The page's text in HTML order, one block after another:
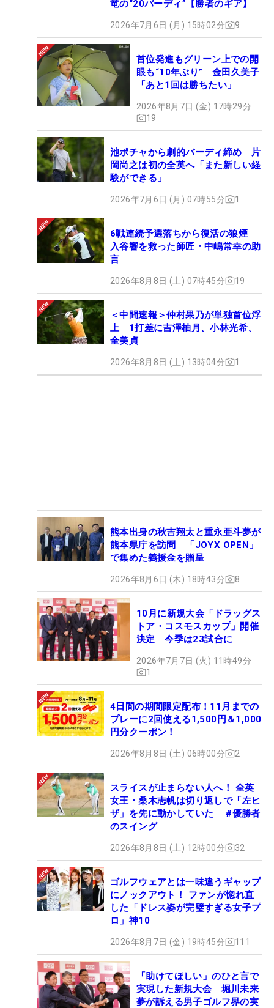
竜の“20バーディ”【勝者のギア】
2026年7月6日 (月) 15時02分 9
首位発進もグリーン上での開
眼も“10年ぶり” 金田久美子
「あと1回は勝ちたい」
2026年8月7日 (金) 17時29分
19
池ポチャから劇的バーディ締め 片
岡尚之は初の全英へ「また新しい経
験ができる」
2026年7月6日 (月) 07時55分 1
6戦連続予選落ちから復活の狼煙
入谷響を救った師匠・中嶋常幸の助
言
2026年8月8日 (土) 07時45分 19
＜中間速報＞仲村果乃が単独首位浮
上 1打差に吉澤柚月、小林光希、
全美貞
2026年8月8日 (土) 13時04分 1
熊本出身の秋吉翔太と重永亜斗夢が
熊本県庁を訪問 「JOYX OPEN」
で集めた義援金を贈呈
2026年8月6日 (木) 18時43分 8
10月に新規大会「ドラッグス
トア・コスモスカップ」開催
決定 今季は23試合に
2026年7月7日 (火) 11時49分
1
4日間の期間限定配布！11月までの
プレーに2回使える1,500円＆1,000
円分クーポン！
2026年8月8日 (土) 06時00分 2
スライスが止まらない人へ！ 全英
女王・桑木志帆は切り返しで「左ヒ
ザ」を先に動かしていた #優勝者
のスイング
2026年8月8日 (土) 12時00分 32
ゴルフウェアとは一味違うギャップ
にノックアウト！ ファンが惚れ直
した「ドレス姿が完璧すぎる女子プ
ロ」神10
2026年8月7日 (金) 19時45分 111
「助けてほしい」のひと言で
実現した新規大会 堀川未来
夢が訴える男子ゴルフ界の実